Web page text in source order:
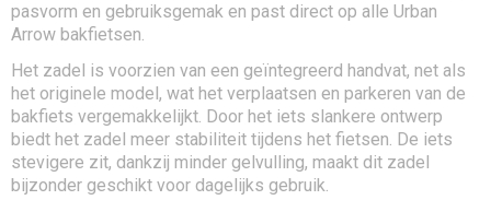
pasvorm en gebruiksgemak en past direct op alle Urban
Arrow bakfietsen.
Het zadel is voorzien van een geïntegreerd handvat, net als
het originele model, wat het verplaatsen en parkeren van de
bakfiets vergemakkelijkt. Door het iets slankere ontwerp
biedt het zadel meer stabiliteit tijdens het fietsen. De iets
stevigere zit, dankzij minder gelvulling, maakt dit zadel
bijzonder geschikt voor dagelijks gebruik.